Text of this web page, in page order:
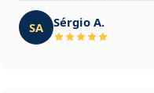
SA Sérgio A.